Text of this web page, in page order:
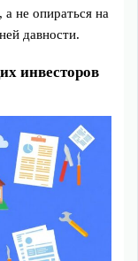
не опираться на
давности.
инвесторов